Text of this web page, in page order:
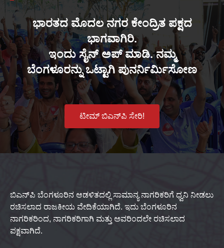
ಭಾರತದ ಮೊದಲ ನಗರ ಕೇಂದ್ರಿತ ಪಕ್ಷದ
ಭಾಗವಾಗಿರಿ.
ಇಂದು ಸೈನ್ ಅಪ್ ಮಾಡಿ. ನಮ್ಮ
ಬೆಂಗಳೂರನ್ನು ಒಟ್ಟಾಗಿ ಪುನರ್ನಿರ್ಮಿಸೋಣ
ಟೀಮ್ ಬಿಎನ್‌ಪಿ ಸೇರಿ!
ಬಿಎನ್‌ಪಿ ಬೆಂಗಳೂರಿನ ಆಡಳಿತದಲ್ಲಿ ಸಾಮಾನ್ಯ ನಾಗರಿಕರಿಗೆ ಧ್ವನಿ ನೀಡಲು
ರಚಿಸಲಾದ ರಾಜಕೀಯ ವೇದಿಕೆಯಾಗಿದೆ. ಇದು ಬೆಂಗಳೂರಿನ
ನಾಗರಿಕರಿಂದ, ನಾಗರಿಕರಿಗಾಗಿ ಮತ್ತು ಅವರಿಂದಲೇ ರಚಿಸಲಾದ
ಪಕ್ಷವಾಗಿದೆ.